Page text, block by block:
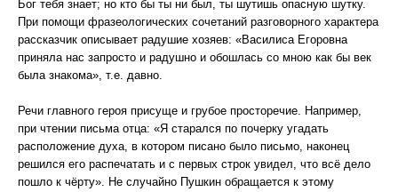
Бог тебя знает; но кто бы ты ни был, ты шутишь опасную шутку.
При помощи фразеологических сочетаний разговорного характера
рассказчик описывает радушие хозяев: «Василиса Егоровна
приняла нас запросто и радушно и обошлась со мною как бы век
была знакома», т.е. давно.
Речи главного героя присуще и грубое просторечие. Например,
при чтении письма отца: «Я старался по почерку угадать
расположение духа, в котором писано было письмо, наконец
решился его распечатать и с первых строк увидел, что всё дело
пошло к чёрту». Не случайно Пушкин обращается к этому